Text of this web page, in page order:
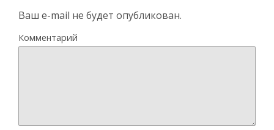
Ваш e-mail не будет опубликован.
Комментарий